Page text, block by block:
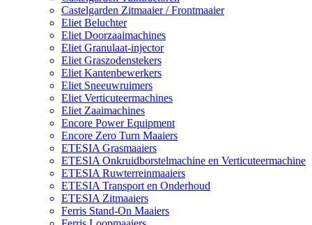
Castelgarden Zitmaaier / Frontmaaier
Eliet Beluchter
Eliet Doorzaaimachines
Eliet Granulaat-injector
Eliet Graszodenstekers
Eliet Kantenbewerkers
Eliet Sneeuwruimers
Eliet Verticuteermachines
Eliet Zaaimachines
Encore Power Equipment
Encore Zero Turn Maaiers
ETESIA Grasmaaiers
ETESIA Onkruidborstelmachine en Verticuteermachine
ETESIA Ruwterreinmaaiers
ETESIA Transport en Onderhoud
ETESIA Zitmaaiers
Ferris Stand-On Maaiers